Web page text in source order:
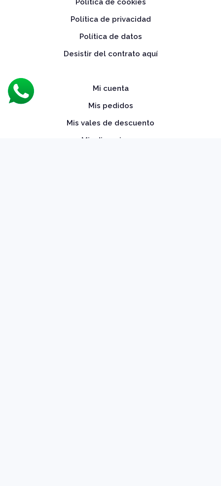
Política de cookies
Política de privacidad
Política de datos
Desistir del contrato aquí
Mi cuenta
Mis pedidos
Mis vales de descuento
Mis direcciones